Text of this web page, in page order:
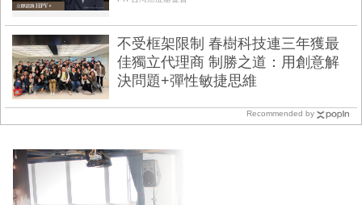
不受框架限制 春樹科技連三年獲最
佳獨立代理商 制勝之道：用創意解
決問題+彈性敏捷思維
Recommended by